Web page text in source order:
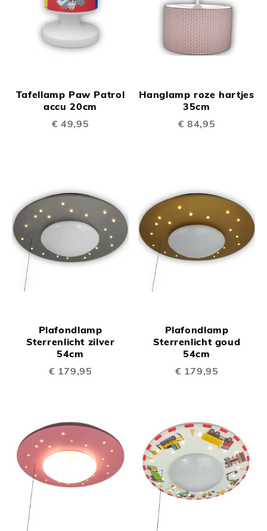
Tafellamp Paw Patrol
accu 20cm
€ 49,95
Hanglamp roze hartjes
35cm
€ 84,95
Plafondlamp
Sterrenlicht zilver
54cm
€ 179,95
Plafondlamp
Sterrenlicht goud
54cm
€ 179,95